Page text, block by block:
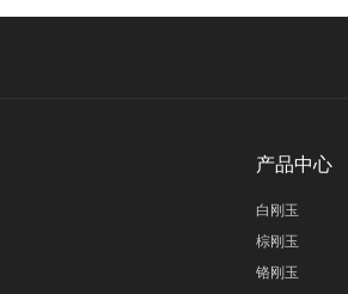
产品中心
白刚玉
棕刚玉
铬刚玉